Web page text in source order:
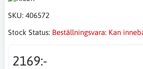
SKU: 406572
Stock Status: Beställningsvara: Kan
2169:-